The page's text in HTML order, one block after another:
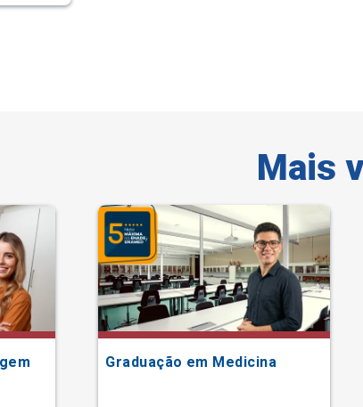
Mais
Graduação em Medicina